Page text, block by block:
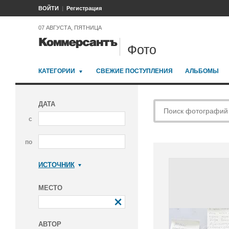
ВОЙТИ Регистрация
07 АВГУСТА, ПЯТНИЦА
Фото
КАТЕГОРИИ СВЕЖИЕ ПОСТУПЛЕНИЯ АЛЬБОМЫ
ДАТА
с
по
ИСТОЧНИК
МЕСТО
АВТОР